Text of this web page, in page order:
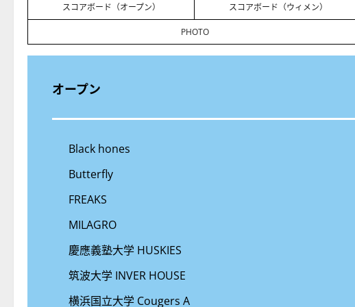
スコアボード（オープン） スコアボード（ウィメン）
PHOTO
オープン
Black hones
Butterfly
FREAKS
MILAGRO
慶應義塾大学 HUSKIES
筑波大学 INVER HOUSE
横浜国立大学 Cougers A